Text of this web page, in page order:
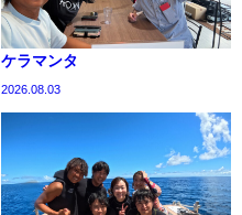
ケラマンタ
2026.08.03